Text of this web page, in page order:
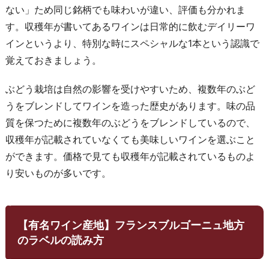
ない」ため同じ銘柄でも味わいが違い、評価も分かれま
す。収穫年が書いてあるワインは日常的に飲むデイリーワ
インというより、特別な時にスペシャルな1本という認識で
覚えておきましょう。
ぶどう栽培は自然の影響を受けやすいため、複数年のぶど
うをブレンドしてワインを造った歴史があります。味の品
質を保つために複数年のぶどうをブレンドしているので、
収穫年が記載されていなくても美味しいワインを選ぶこと
ができます。価格で見ても収穫年が記載されているものよ
り安いものが多いです。
【有名ワイン産地】フランスブルゴーニュ地方
のラベルの読み方